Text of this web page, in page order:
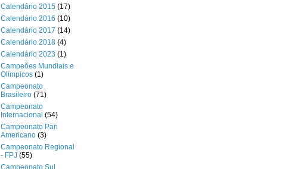
Calendário 2015 (17)
Calendário 2016 (10)
Calendário 2017 (14)
Calendário 2018 (4)
Calendário 2023 (1)
Campeões Mundiais e
Olímpicos (1)
Campeonato
Brasileiro (71)
Campeonato
Internacional (54)
Campeonato Pan
Americano (3)
Campeonato Regional
- FPJ (55)